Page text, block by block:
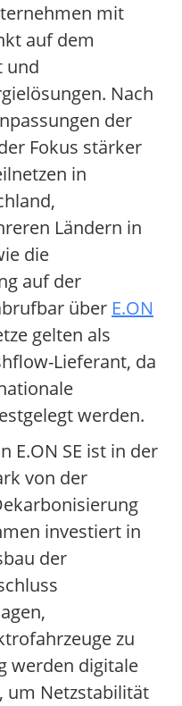
mit
auf dem
und
Nach
der
Fokus stärker
in
Ländern in
die
auf der
über E.ON
gelten als
Lieferant, da
werden.
E.ON SE ist in der
von der
investiert in
der
zu
werden digitale
um Netzstabilität